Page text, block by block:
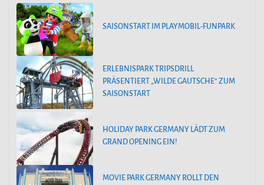
SAISONSTART IM PLAYMOBIL-FUNPARK
ERLEBNISPARK TRIPSDRILL
PRÄSENTIERT „WILDE GAUTSCHE“ ZUM
SAISONSTART
HOLIDAY PARK GERMANY LÄDT ZUM
GRAND OPENING EIN!
MOVIE PARK GERMANY ROLLT DEN